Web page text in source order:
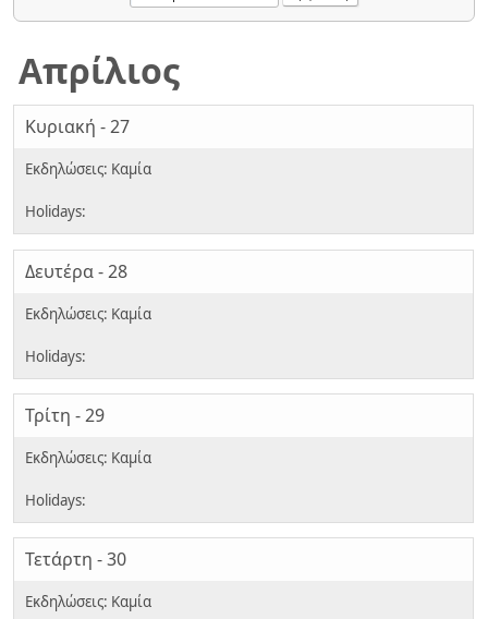
Απρίλιος
Κυριακή - 27
Δευτέρα - 28
Τρίτη - 29
Τετάρτη - 30